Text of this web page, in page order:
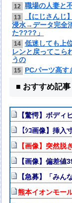
12 職場の人妻と
13
【にじさんじ
浸水→データ完全
た????」
14 低迷しても上
レンと戻ってこら
うの
15 PCパーツ高
■ おすすめ記事
【驚愕】ボデ
【ｼｺ画像】挿
【画像】突然脱
【画像】偏差
【急募】「みん
熊本イオンモー